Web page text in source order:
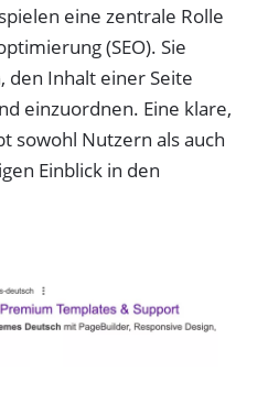
eine zentrale Rolle
(SEO). Sie
den Inhalt einer Seite
einzuordnen. Eine klare,
sowohl Nutzern als auch
Einblick in den